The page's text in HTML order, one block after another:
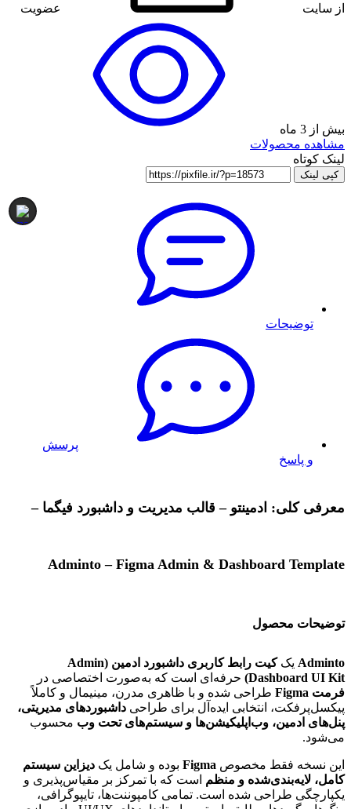
از سایت عضویت
بیش از 3 ماه
مشاهده محصولات
لینک کوتاه
کپی لینک
توضیحات
پرسش
و پاسخ
معرفی کلی: ادمینتو – قالب مدیریت و داشبورد فیگما –
Adminto – Figma Admin & Dashboard Template
توضیحات محصول
Adminto یک
کیت رابط کاربری داشبورد ادمین (Admin
Dashboard UI Kit) حرفه‌ای است که به‌صورت اختصاصی در
فرمت Figma
طراحی شده و با ظاهری مدرن، مینیمال و کاملاً
پیکسل‌پرفکت، انتخابی ایده‌آل برای طراحی داشبوردهای مدیریتی،
پنل‌های ادمین، وب‌اپلیکیشن‌ها و سیستم‌های تحت وب محسوب
می‌شود.
این نسخه فقط مخصوص Figma بوده و شامل یک دیزاین سیستم
کامل، لایه‌بندی‌شده و منظم است که با تمرکز بر مقیاس‌پذیری و
یکپارچگی طراحی شده است. تمامی کامپوننت‌ها، تایپوگرافی،